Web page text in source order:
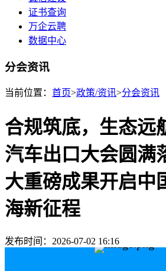
证书查询
万企云聘
数据中心
分会资讯
当前位置： 首页>政策/资讯>分会资讯
合规筑底，生态远
汽车出口大会圆满
大重磅成果开启中
海新征程
发布时间：2026-07-02 16:16